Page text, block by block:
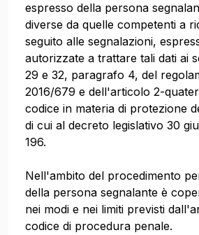
espresso della persona
diverse da quelle competenti a
seguito alle segnalazioni,
autorizzate a trattare tali dati ai
29 e 32, paragrafo 4, del
2016/679 e dell'articolo 2-
codice in materia di protezione
di cui al decreto legislativo 30
196.
Nell'ambito del procedimento
della persona segnalante è
nei modi e nei limiti previsti
codice di procedura penale.